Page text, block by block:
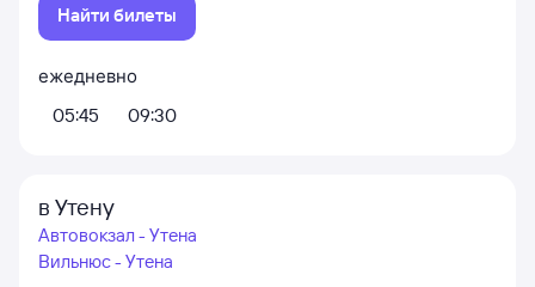
Найти билеты
ежедневно
05:45
09:30
в Утену
Автовокзал - Утена
Вильнюс - Утена